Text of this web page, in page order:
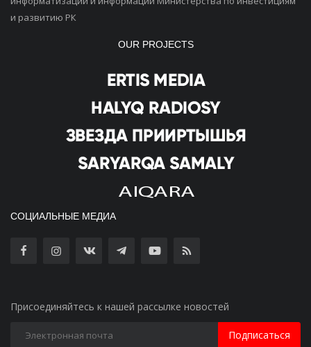
и развитию РК
OUR PROJECTS
СОЦИАЛЬНЫЕ МЕДИА
Присоединяйтесь к нашей рассылке новостей
Подписаться